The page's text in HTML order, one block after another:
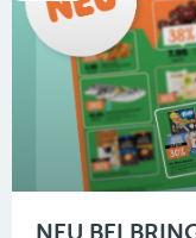
NEU BEI